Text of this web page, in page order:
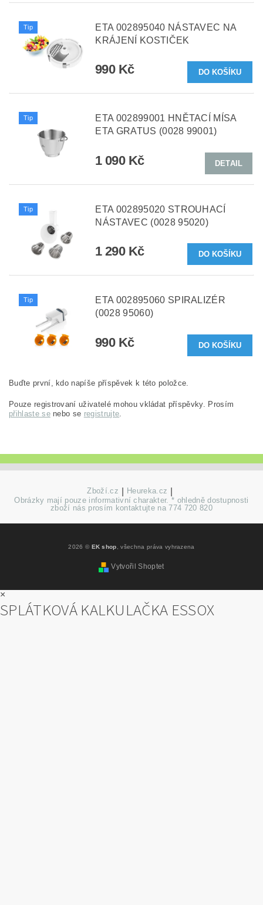
Tip
ETA 002895040 NÁSTAVEC NA
KRÁJENÍ KOSTIČEK
990 Kč
Tip
ETA 002899001 HNĚTACÍ MÍSA
ETA GRATUS (0028 99001)
1 090 Kč DETAIL
Tip
ETA 002895020 STROUHACÍ
NÁSTAVEC (0028 95020)
1 290 Kč
Tip
ETA 002895060 SPIRALIZÉR
(0028 95060)
990 Kč
Buďte první, kdo napíše příspěvek k této položce.
Pouze registrovaní uživatelé mohou vkládat příspěvky. Prosím
přihlaste senebo se registrujte
Zboží.cz Heureka.cz
Obrázky mají pouze informativní charakter. * ohledně dostupnosti
zboží nás prosím kontaktujte na 774 720 820
2026 © EK shop , všechna práva vyhrazena
Vytvořil Shoptet
×
SPLÁTKOVÁ KALKULAČKA ESSOX